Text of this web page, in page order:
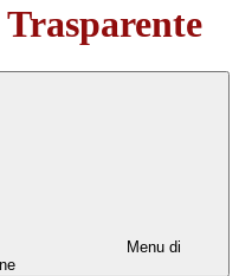
Menu di